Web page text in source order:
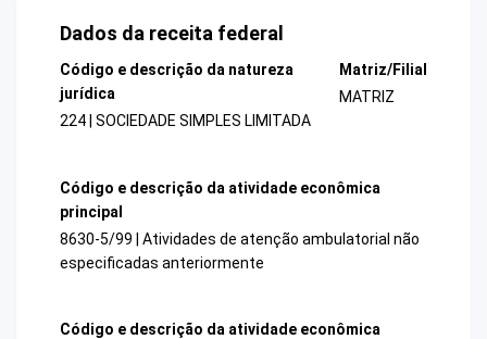
Dados da receita federal
Código e descrição da natureza
jurídica
224 | SOCIEDADE SIMPLES LIMITADA
Matriz/Filial
MATRIZ
Código e descrição da atividade econômica
principal
8630-5/99 | Atividades de atenção ambulatorial não
especificadas anteriormente
Código e descrição da atividade econômica